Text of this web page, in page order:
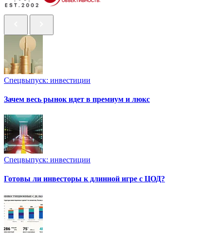
Спецвыпуск: инвестиции
Зачем весь рынок идет в премиум и люкс
Спецвыпуск: инвестиции
Готовы ли инвесторы к длинной игре с ЦОД?